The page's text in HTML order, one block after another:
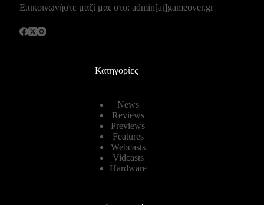
Επικοινωνήστε μαζί μας στο: admin[at]gameover.gr
Κατηγορίες
News
Reviews
Previews
Features
Webcasts
Vidcasts
Hardware